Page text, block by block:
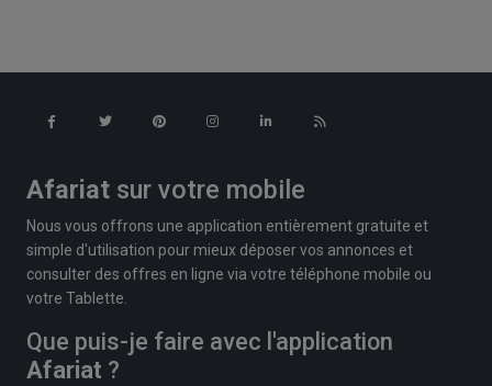
Afariat sur votre mobile
Nous vous offrons une application entièrement gratuite et
simple d'utilisation pour mieux déposer vos annonces et
consulter des offres en ligne via votre téléphone mobile ou
votre Tablette.
Que puis-je faire avec l'application
Afariat ?